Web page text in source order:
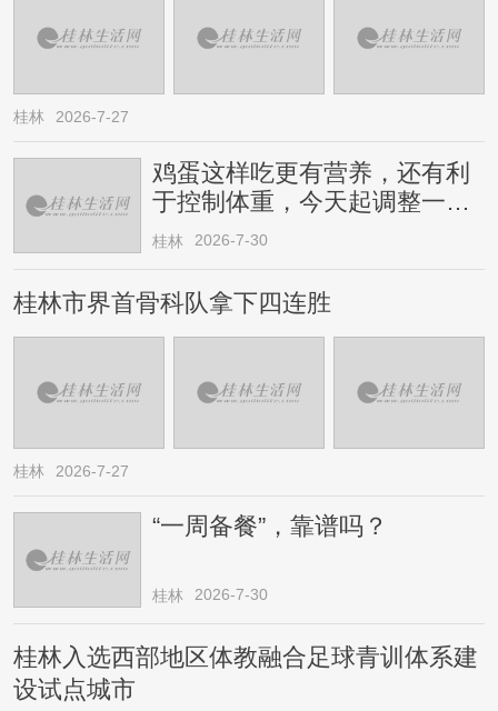
桂林 2026-7-27
鸡蛋这样吃更有营养，还有利
于控制体重，今天起调整一下
→
桂林 2026-7-30
桂林市界首骨科队拿下四连胜
桂林 2026-7-27
“一周备餐”，靠谱吗？
桂林 2026-7-30
桂林入选西部地区体教融合足球青训体系建
设试点城市